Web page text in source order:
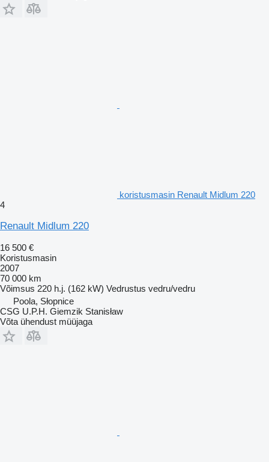
koristusmasin Renault Midlum 220
4
Renault Midlum 220
16 500 €
Koristusmasin
2007
70 000 km
Võimsus 220 h.j. (162 kW) Vedrustus vedru/vedru
Poola, Słopnice
CSG U.P.H. Giemzik Stanisław
Võta ühendust müüjaga